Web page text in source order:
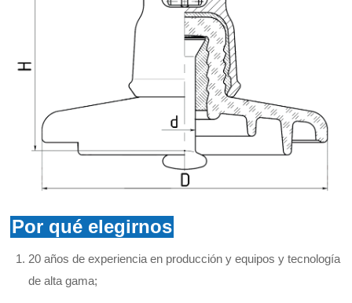
Por qué elegirnos
20 años de experiencia en producción y equipos y tecnología
de alta gama;